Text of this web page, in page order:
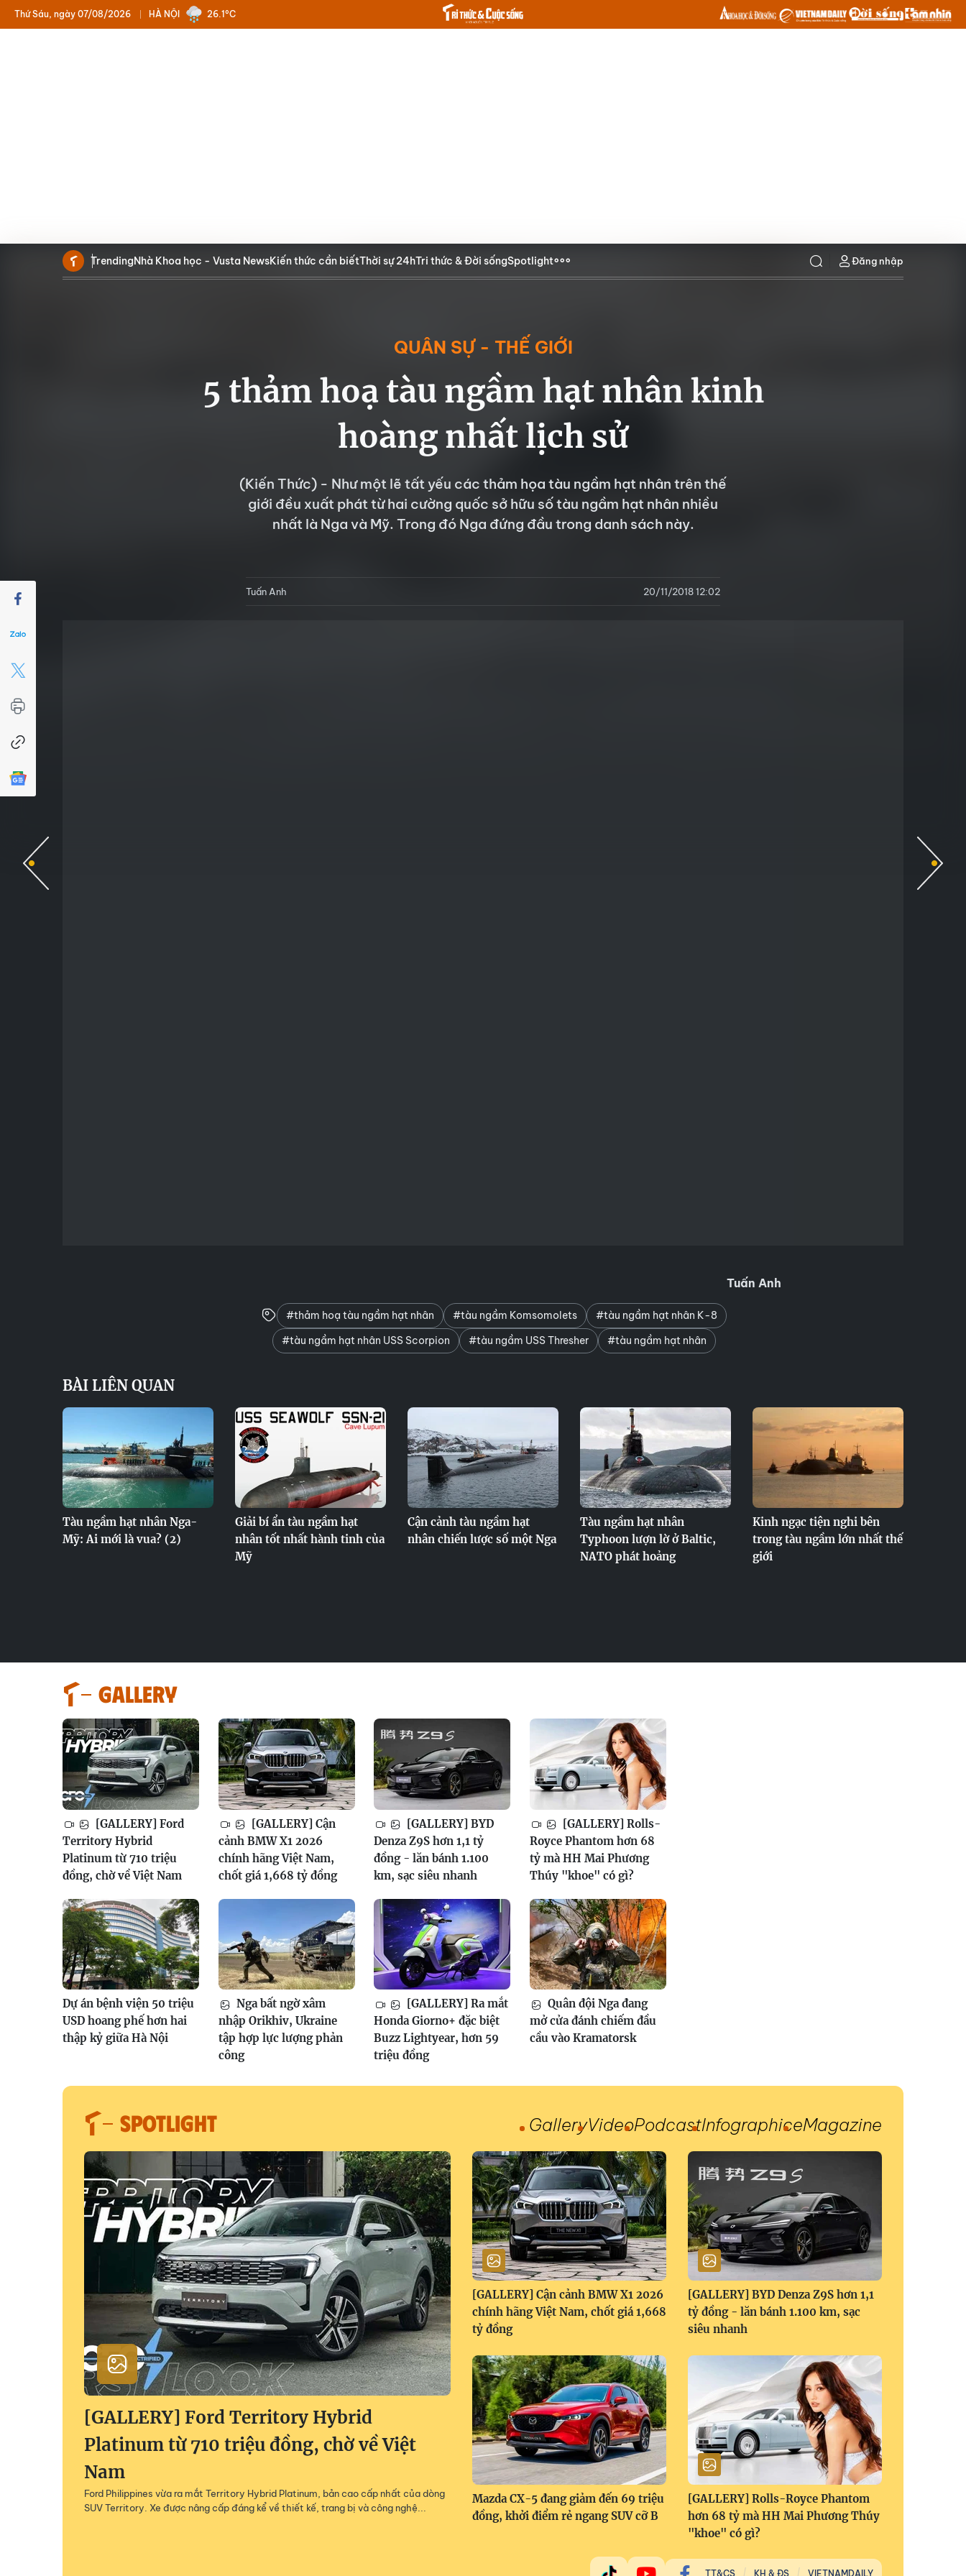
HÀ NỘI
Thứ Sáu, ngày 07/08/2026 26.1°C
TrendingNhà Khoa học - Vusta NewsKiến thức cần biếtThời sự 24hTri thức & Đời sốngSpotlight Đăng nhập
QUÂN SỰ - THẾ GIỚI
5 thảm hoạ tàu ngầm hạt nhân kinh
hoàng nhất lịch sử
(Kiến Thức) - Như một lẽ tất yếu các thảm họa tàu ngầm hạt nhân trên thế
giới đều xuất phát từ hai cường quốc sở hữu số tàu ngầm hạt nhân nhiều
nhất là Nga và Mỹ. Trong đó Nga đứng đầu trong danh sách này.
Tuấn Anh 20/11/2018 12:02
Tuấn Anh
#thảm hoạ tàu ngầm hạt nhân #tàu ngầm Komsomolets
#tàu ngầm hạt nhân K-8
#tàu ngầm hạt nhân USS Scorpion
#tàu ngầm USS Thresher #tàu ngầm hạt nhân
BÀI LIÊN QUAN
Tàu ngầm hạt nhân Nga-
Mỹ: Ai mới là vua? (2)
Giải bí ẩn tàu ngầm hạt
nhân tốt nhất hành tinh của
Mỹ
Cận cảnh tàu ngầm hạt
nhân chiến lược số một Nga
Tàu ngầm hạt nhân
Typhoon lượn lờ ở Baltic,
NATO phát hoảng
Kinh ngạc tiện nghi bên
trong tàu ngầm lớn nhất thế
giới
GALLERY
[GALLERY] Ford
Territory Hybrid
Platinum từ 710 triệu
đồng, chờ về Việt Nam
[GALLERY] Cận
cảnh BMW X1 2026
chính hãng Việt Nam,
chốt giá 1,668 tỷ đồng
[GALLERY] BYD
Denza Z9S hơn 1,1 tỷ
đồng - lăn bánh 1.100
km, sạc siêu nhanh
[GALLERY] Rolls-
Royce Phantom hơn 68
tỷ mà HH Mai Phương
Thúy "khoe" có gì?
Dự án bệnh viện 50 triệu
USD hoang phế hơn hai
thập kỷ giữa Hà Nội
Nga bất ngờ xâm
nhập Orikhiv, Ukraine
tập hợp lực lượng phản
công
[GALLERY] Ra mắt
Honda Giorno+ đặc biệt
Buzz Lightyear, hơn 59
triệu đồng
Quân đội Nga đang
mở cửa đánh chiếm đầu
cầu vào Kramatorsk
SPOTLIGHT GalleryVideoPodcastInfographiceMagazine
[GALLERY] Ford Territory Hybrid
Platinum từ 710 triệu đồng, chờ về Việt
Nam
Ford Philippines vừa ra mắt Territory Hybrid Platinum, bản cao cấp nhất của dòng
SUV Territory. Xe được nâng cấp đáng kể về thiết kế, trang bị và công nghệ...
[GALLERY] Cận cảnh BMW X1 2026
chính hãng Việt Nam, chốt giá 1,668
tỷ đồng
[GALLERY] BYD Denza Z9S hơn 1,1
tỷ đồng - lăn bánh 1.100 km, sạc
siêu nhanh
Mazda CX-5 đang giảm đến 69 triệu
đồng, khởi điểm rẻ ngang SUV cỡ B
[GALLERY] Rolls-Royce Phantom
hơn 68 tỷ mà HH Mai Phương Thúy
"khoe" có gì?
TT&CS KH & ĐS VIETNAMDAILY